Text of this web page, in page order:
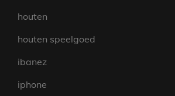
houten
houten speelgoed
ibanez
iphone